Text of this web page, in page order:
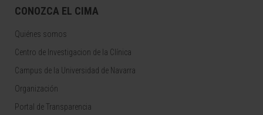
CONOZCA EL CIMA
Quiénes somos
Centro de Investigacion de la Clínica
Campus de la Universidad de Navarra
Organización
Portal de Transparencia